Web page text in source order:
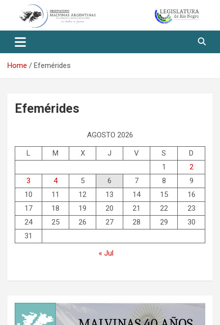
Observatorio Malvinas – Río
Negro
Home Efemérides
Efemérides
AGOSTO 2026
L M X J V S
D
1
2
3
4 5 6 7 8
9
10
11 12 13 14 15
16
17
18 19 20 21 22
23
24
25 26 27 28 29
30
31
« Jul